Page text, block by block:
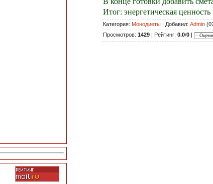
Итог: энергетическая
Категория: Монодиеты | Добавил: Admin
Просмотров: 1429 | Рейтинг: 0.0/0